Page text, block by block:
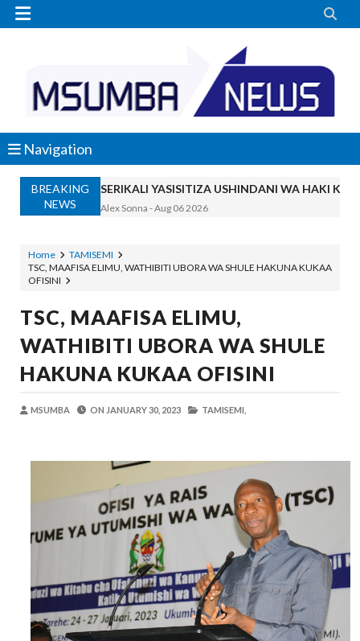
 
Navigation
BREAKING
NEWS
Alex Sonna -Aug 06 2026
SERIKALI INATAMBUA MCHANGO WA
OSCAR ASSENGA -Aug 06 2026
Alex Sonna- Aug 06 2026
OSCAR ASSENGA -Aug 06 2026
Maisha Yangu Yalikuwa Kwenye Giza
MWANRI APOKELEWA MAKAO
Aug 06 2026
Nilitafuta Mtoto Kwa Zaidi Ya Miaka
Zawadi-Aug 06 2026
DKT. SIMBEYE AWATAKA WAKUU WA VYUO
Alex Sonna-Aug 06 2026
SERIKALI YASISITIZA USHINDANI WA HAKI
Alex Sonna-Aug 06 2026
Home
TAMISEMI
TSC, MAAFISA ELIMU, WATHIBITI UBORA WA SHULE HAKUNA KUKAA
OFISINI
TSC, MAAFISA ELIMU,
WATHIBITI UBORA WA SHULE
HAKUNA KUKAA OFISINI
MSUMBA ON JANUARY 30, 2023 TAMISEMI,